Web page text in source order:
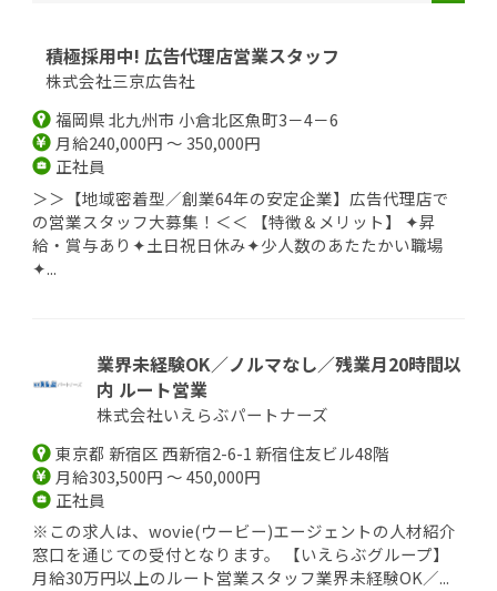
積極採用中! 広告代理店営業スタッフ
株式会社三京広告社
福岡県 北九州市 小倉北区魚町3－4－6
月給240,000円 ～ 350,000円
正社員
＞＞【地域密着型／創業64年の安定企業】広告代理店で
の営業スタッフ大募集！＜＜ 【特徴＆メリット】 ✦昇
給・賞与あり✦土日祝日休み✦少人数のあたたかい職場
✦...
業界未経験OK／ノルマなし／残業月20時間以
内 ルート営業
株式会社いえらぶパートナーズ
東京都 新宿区 西新宿2-6-1 新宿住友ビル48階
月給303,500円 ～ 450,000円
正社員
※この求人は、wovie(ウービー)エージェントの人材紹介
窓口を通じての受付となります。 【いえらぶグループ】
月給30万円以上のルート営業スタッフ業界未経験OK／...